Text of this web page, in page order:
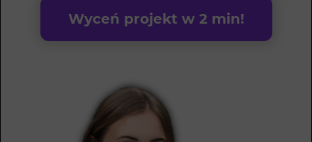
Wyceń projekt w 2 min!